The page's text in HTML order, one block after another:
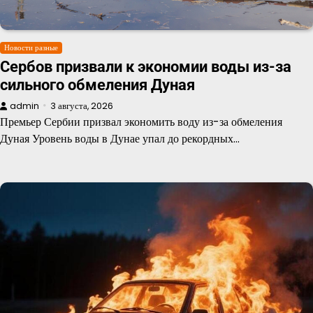
Новости разные
Сербов призвали к экономии воды из-за
сильного обмеления Дуная
admin 3 августа, 2026
Премьер Сербии призвал экономить воду из-за обмеления
Дуная Уровень воды в Дунае упал до рекордных…